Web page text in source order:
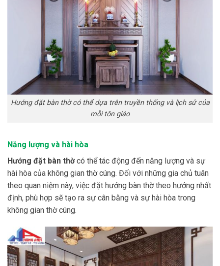
Hướng đặt bàn thờ có thể dựa trên truyền thống và lịch sử của
mỗi tôn giáo
Năng lượng và hài hòa
Hướng đặt bàn thờcó thể tác động đến năng lượng và sự
hài hòa của không gian thờ cúng. Đối với những gia chủ tuân
theo quan niệm này, việc đặt hướng bàn thờ theo hướng nhất
định, phù hợp sẽ tạo ra sự cân bằng và sự hài hòa trong
không gian thờ cúng.